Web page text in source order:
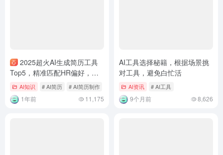
2025超火AI生成简历工具
Top5，精准匹配HR偏好，拿
offer快人一步！
AI知识 # AI简历 # AI简历制作 # AI简历工具
1年前 11,175
AI工具选择秘籍，根据场景挑
对工具，避免白忙活
AI资讯 # AI工具
9个月前 8,626